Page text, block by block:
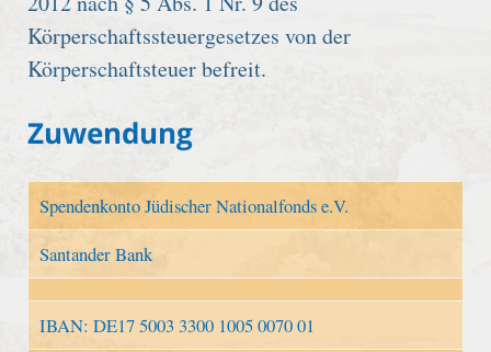
Körperschaftssteuergesetzes von der
Körperschaftsteuer befreit.
Zuwendung
Spendenkonto Jüdischer Nationalfonds e.V.
Santander Bank
IBAN: DE17 5003 3300 1005 0070 01